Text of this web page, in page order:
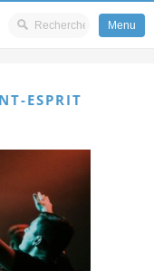
Menu
ESPRIT